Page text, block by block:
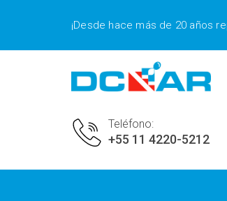
¡Desde hace más de 20 años
Teléfono:
+55 11 4220-5212